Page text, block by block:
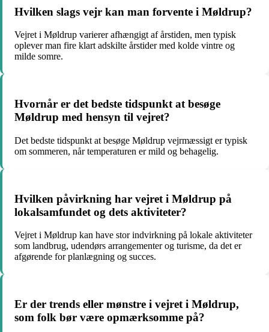
Hvilken slags vejr kan man forvente i Møldrup?
Vejret i Møldrup varierer afhængigt af årstiden, men typisk
oplever man fire klart adskilte årstider med kolde vintre og
milde somre.
Hvornår er det bedste tidspunkt at besøge
Møldrup med hensyn til vejret?
Det bedste tidspunkt at besøge Møldrup vejrmæssigt er typisk
om sommeren, når temperaturen er mild og behagelig.
Hvilken påvirkning har vejret i Møldrup på
lokalsamfundet og dets aktiviteter?
Vejret i Møldrup kan have stor indvirkning på lokale aktiviteter
som landbrug, udendørs arrangementer og turisme, da det er
afgørende for planlægning og succes.
Er der trends eller mønstre i vejret i Møldrup,
som folk bør være opmærksomme på?